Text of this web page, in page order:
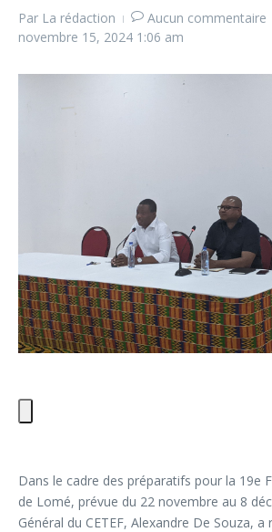
Par La rédaction
Aucun commentaire
novembre 15, 2024 1:06 am
Dans le cadre des préparatifs pour la 19e
de Lomé, prévue du 22 novembre au 8
Général du CETEF, Alexandre De Souza, a